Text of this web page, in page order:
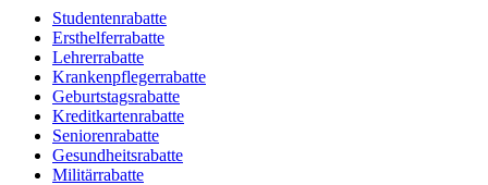
Studentenrabatte
Ersthelferrabatte
Lehrerrabatte
Krankenpflegerrabatte
Geburtstagsrabatte
Kreditkartenrabatte
Seniorenrabatte
Gesundheitsrabatte
Militärrabatte